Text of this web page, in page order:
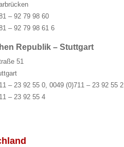
– 92 79 98 60
– 92 79 98 61 6
Republik – Stuttgart
51
– 23 92 55 0, 0049 (0)711 – 23 92 55 2
– 23 92 55 4